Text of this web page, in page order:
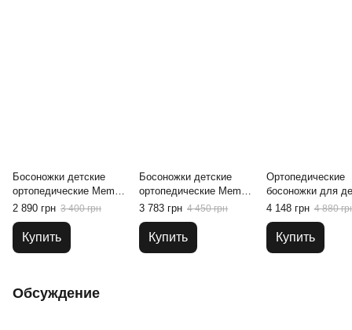
Босоножки детские
ортопедические Memo
Bambi 1JB, 18
2 890 грн 3 400 грн
Купить
Босоножки детские
ортопедические Memo
Kris 3BC Серо-зеленые,
22
3 783 грн 4 450 грн
Купить
Ортопедические
босоножки для
Memo Capri 1DA
30
4 148 грн 4 880
Купить
Обсуждение